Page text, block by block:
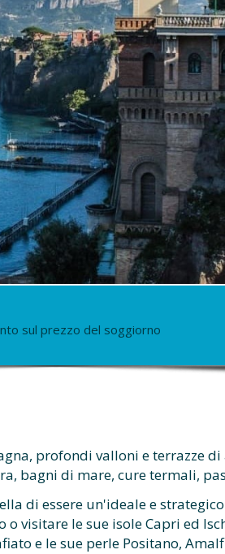
sul prezzo del soggiorno
profondi valloni e terrazze
bagni di mare, cure termali,
di essere un'ideale e
visitare le sue isole Capri ed
e le sue perle Positano,